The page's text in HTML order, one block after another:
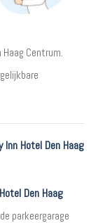
Centrum.
Hotel Den Haag
Den Haag
parkeergarage